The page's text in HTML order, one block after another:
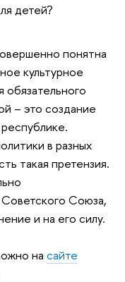
детей?
понятна
культурное
– это создание
в разных
такая претензия.
Союза,
и на его силу.
на сайте